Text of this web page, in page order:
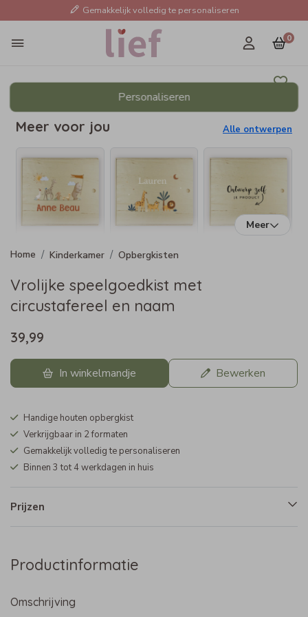
Gemakkelijk volledig te personaliseren
0
Personaliseren
Meer voor jou Alle ontwerpen
Meer
Kinderkamer Opbergkisten
Vrolijke speelgoedkist met
circustafereel en naam
39,99
In winkelmandje Bewerken
Handige houten opbergkist
Verkrijgbaar in 2 formaten
Gemakkelijk volledig te personaliseren
Binnen 3 tot 4 werkdagen in huis
Prijzen
Productinformatie
Omschrijving